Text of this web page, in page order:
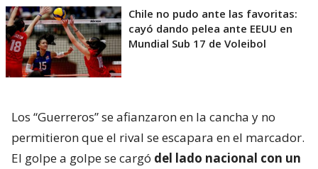
Chile no pudo ante las favoritas:
cayó dando pelea ante EEUU en
Mundial Sub 17 de Voleibol
Los “Guerreros” se afianzaron en la cancha y no
permitieron que el rival se escapara en el marcador.
El golpe a golpe se cargó del lado nacional con un